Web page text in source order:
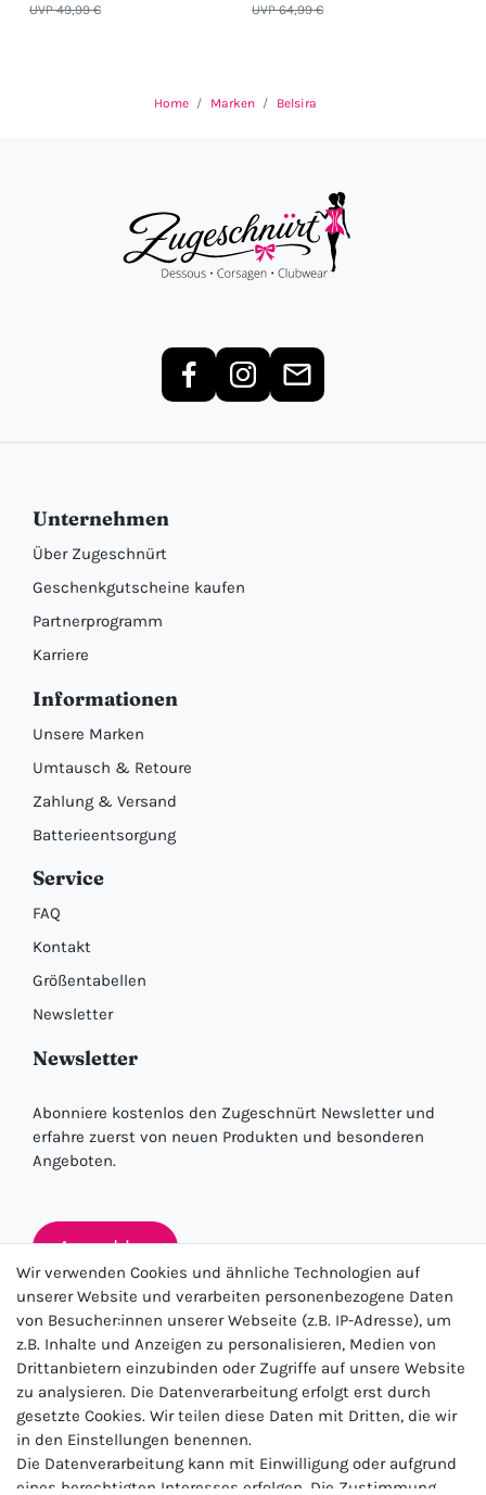
UVP 49,99 € UVP 64,99 €
Home Marken Belsira
Unternehmen
Über Zugeschnürt
Geschenkgutscheine kaufen
Partnerprogramm
Karriere
Informationen
Unsere Marken
Umtausch & Retoure
Zahlung & Versand
Batterieentsorgung
Service
FAQ
Kontakt
Größentabellen
Newsletter
Newsletter
Abonniere kostenlos den Zugeschnürt Newsletter und
erfahre zuerst von neuen Produkten und besonderen
Angeboten.
Anmelden
★★★★★
4.5 / 5.0 (23.143)
Wir verwenden Cookies und ähnliche Technologien auf
unserer Website und verarbeiten personenbezogene Daten
von Besucher:innen unserer Webseite (z.B. IP-Adresse), um
z.B. Inhalte und Anzeigen zu personalisieren, Medien von
Drittanbietern einzubinden oder Zugriffe auf unsere Website
zu analysieren. Die Datenverarbeitung erfolgt erst durch
gesetzte Cookies. Wir teilen diese Daten mit Dritten, die wir
in den Einstellungen benennen.
Die Datenverarbeitung kann mit Einwilligung oder aufgrund
eines berechtigten Interesses erfolgen. Die Zustimmung